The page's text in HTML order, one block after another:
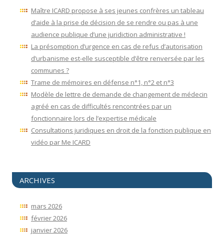
Maître ICARD propose à ses jeunes confrères un tableau
d’aide à la prise de décision de se rendre ou pas à une
audience publique d’une juridiction administrative !
La présomption d’urgence en cas de refus d’autorisation
d’urbanisme est-elle susceptible d’être renversée par les
communes ?
Trame de mémoires en défense n°1, n°2 et n°3
Modèle de lettre de demande de changement de médecin
agréé en cas de difficultés rencontrées par un
fonctionnaire lors de l’expertise médicale
Consultations juridiques en droit de la fonction publique en
vidéo par Me ICARD
ARCHIVES
mars 2026
février 2026
janvier 2026